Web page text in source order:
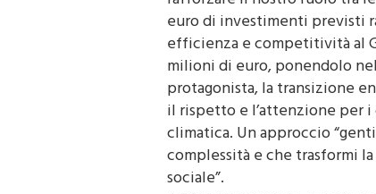
rafforzare il nostro ruolo tra
euro di investimenti previsti
efficienza e competitività al
milioni di euro, ponendolo
protagonista, la transizione
il rispetto e l’attenzione per
climatica. Un approccio
complessità e che trasformi